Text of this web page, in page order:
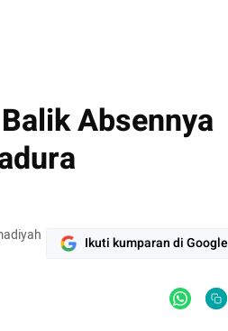
Absennya
Ikuti kumparan di Google